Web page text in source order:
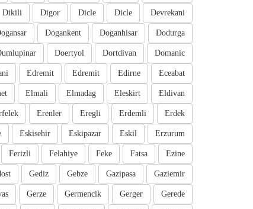
Devrekani
Dicle
Dicle
Digor
Dikili
Dodurga
Doganhisar
Dogankent
Domanic
Dortdivan
Doertyol
Eceabat
Edirne
Edremit
Edremit
Eldivan
Eleskirt
Elmadag
Elmali
Erdek
Erdemli
Eregli
Erenler
Erzurum
Eskil
Eskipazar
Eskisehir
Ezine
Fatsa
Feke
Felahiye
Ferizli
Gaziemir
Gazipasa
Gebze
Gediz
Gerede
Gerger
Germencik
Gerze